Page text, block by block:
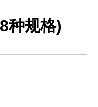
种规格)